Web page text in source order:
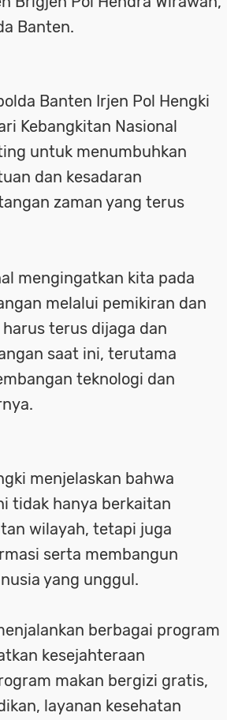
Banten.
Banten Irjen Pol Hengki
Kebangkitan Nasional
untuk menumbuhkan
dan kesadaran
zaman yang terus
mengingatkan kita pada
melalui pemikiran dan
terus dijaga dan
saat ini, terutama
teknologi dan
menjelaskan bahwa
tidak hanya berkaitan
wilayah, tetapi juga
serta membangun
yang unggul.
berbagai program
kesejahteraan
makan bergizi gratis,
layanan kesehatan